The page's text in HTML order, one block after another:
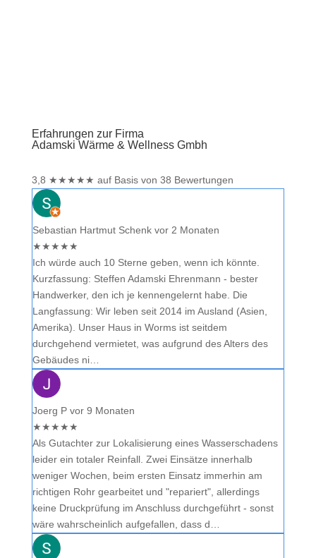
Erfahrungen zur Firma
Adamski Wärme & Wellness Gmbh
3,8 ★★★★★ auf Basis von 38 Bewertungen
Sebastian Hartmut Schenk vor 2 Monaten
★★★★★
Ich würde auch 10 Sterne geben, wenn ich könnte.
Kurzfassung: Steffen Adamski Ehrenmann - bester
Handwerker, den ich je kennengelernt habe. Die
Langfassung: Wir leben seit 2014 im Ausland (Asien,
Amerika). Unser Haus in Worms ist seitdem
durchgehend vermietet, was aufgrund des Alters des
Gebäudes ni…
Joerg P vor 9 Monaten
★★★★★
Als Gutachter zur Lokalisierung eines Wasserschadens
leider ein totaler Reinfall. Zwei Einsätze innerhalb
weniger Wochen, beim ersten Einsatz immerhin am
richtigen Rohr gearbeitet und "repariert", allerdings
keine Druckprüfung im Anschluss durchgeführt - sonst
wäre wahrscheinlich aufgefallen, dass d…